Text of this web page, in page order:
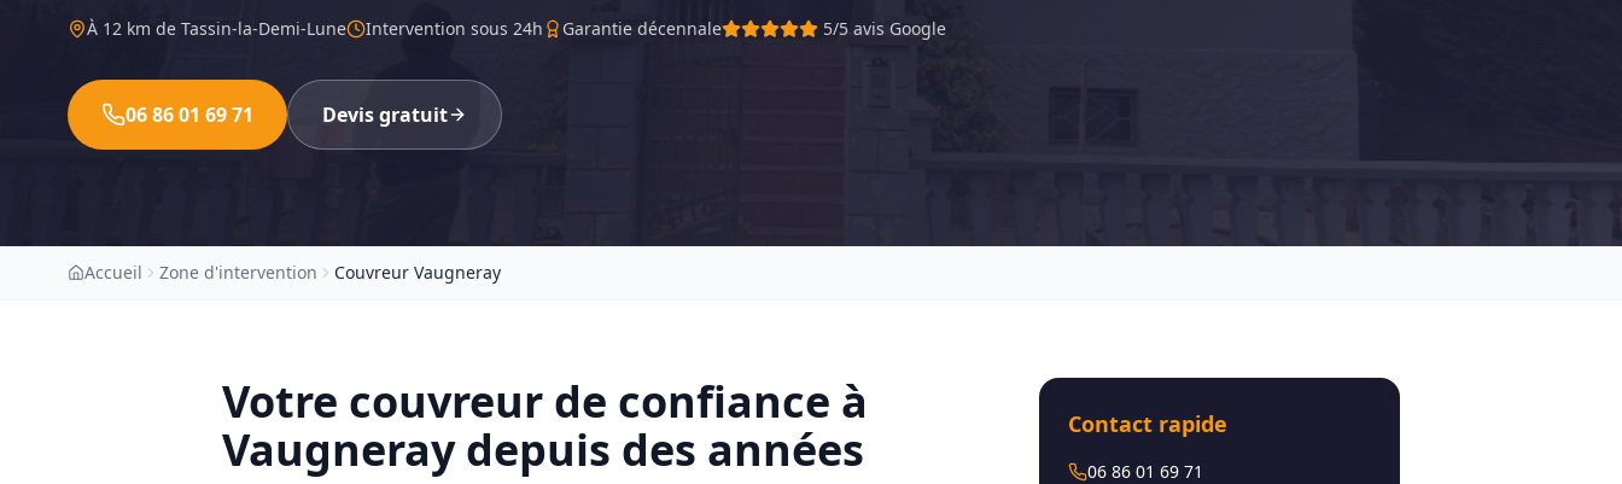
À 12 km de Tassin-la-Demi-Lune Intervention sous 24h Garantie décennale 5/5 avis Google
06 86 01 69 71 Devis gratuit
Accueil Zone d'intervention Couvreur Vaugneray
Votre couvreur de confiance à
Vaugneraydepuis des années Contact rapide
06 86 01 69 71